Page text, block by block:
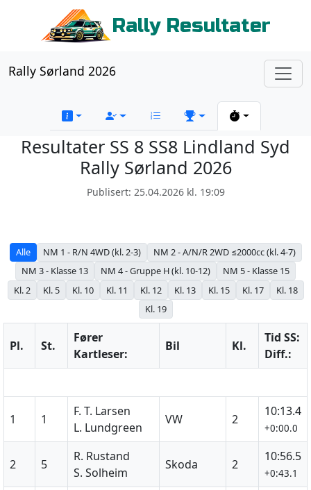
Rally Resultater
Rally Sørland 2026
Resultater SS 8 SS8 Lindland Syd
Rally Sørland 2026
Publisert: 25.04.2026 kl. 19:09
Alle NM 1 - R/N 4WD (kl. 2-3)
NM 2 - A/N/R 2WD ≤2000cc (kl. 4-7)
NM 3 - Klasse 13
NM 4 - Gruppe H (kl. 10-12)
NM 5 - Klasse 15
Kl. 2
Kl. 5 Kl. 10 Kl. 11 Kl. 12 Kl. 13 Kl. 15 Kl. 17
Kl. 18
Kl. 19
Pl. St.
Fører
Kartleser:
Bil Kl.
Tid SS:
Diff.:
1 1
F. T. Larsen
L. Lundgreen
VW 2
10:13.4
+0:00.0
2 5
R. Rustand
S. Solheim
Skoda 2
10:56.5
+0:43.1